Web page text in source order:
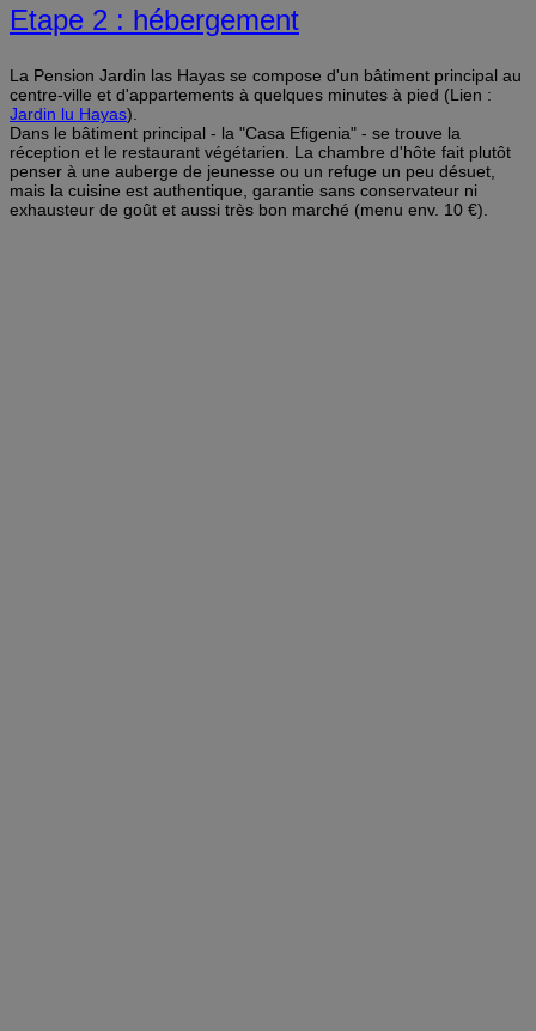
Etape 2 : hébergement
La Pension Jardin las Hayas se compose d'un bâtiment principal au
centre-ville et d'appartements à quelques minutes à pied (Lien :
Jardin lu Hayas).
Dans le bâtiment principal - la "Casa Efigenia" - se trouve la
réception et le restaurant végétarien. La chambre d'hôte fait plutôt
penser à une auberge de jeunesse ou un refuge un peu désuet,
mais la cuisine est authentique, garantie sans conservateur ni
exhausteur de goût et aussi très bon marché (menu env. 10 €).